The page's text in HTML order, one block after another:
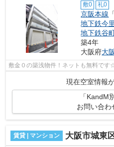
敷0 礼0
京阪本線 「
地下鉄今
地下鉄谷
築4年
大阪府大
敷金０の築浅物件！ネットも無料です
現在空室情報
「KandM
お問い合わ
賃貸 | マンション 大阪市城東区